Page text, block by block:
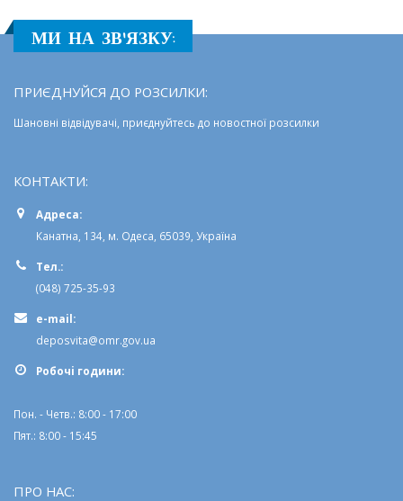
МИ НА ЗВ'ЯЗКУ:
ПРИЄДНУЙСЯ ДО РОЗСИЛКИ:
Шановні відвідувачі, приєднуйтесь до новостної розсилки
КОНТАКТИ:
Адреса:
Канатна, 134, м. Одеса, 65039, Україна
Тел.:
(048) 725-35-93
e-mail:
deposvita@omr.gov.ua
Робочi години:
Пон. - Четв.: 8:00 - 17:00
Пят.: 8:00 - 15:45
ПРО НАС: